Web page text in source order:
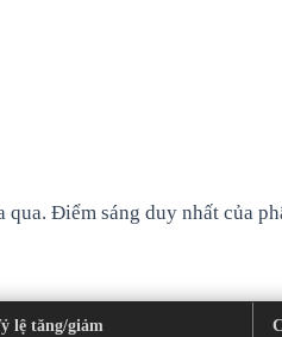
Điểm sáng duy nhất của
lệ tăng/giảm